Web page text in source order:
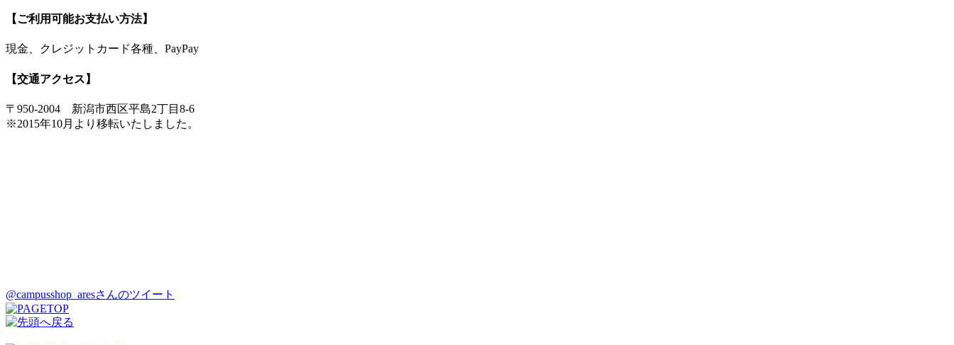
【ご利用可能お支払い方法】
現金、クレジットカード各種、PayPay
【交通アクセス】
〒950-2004 新潟市西区平島2丁目8-6
※2015年10月より移転いたしました。
@campusshop_aresさんのツイート